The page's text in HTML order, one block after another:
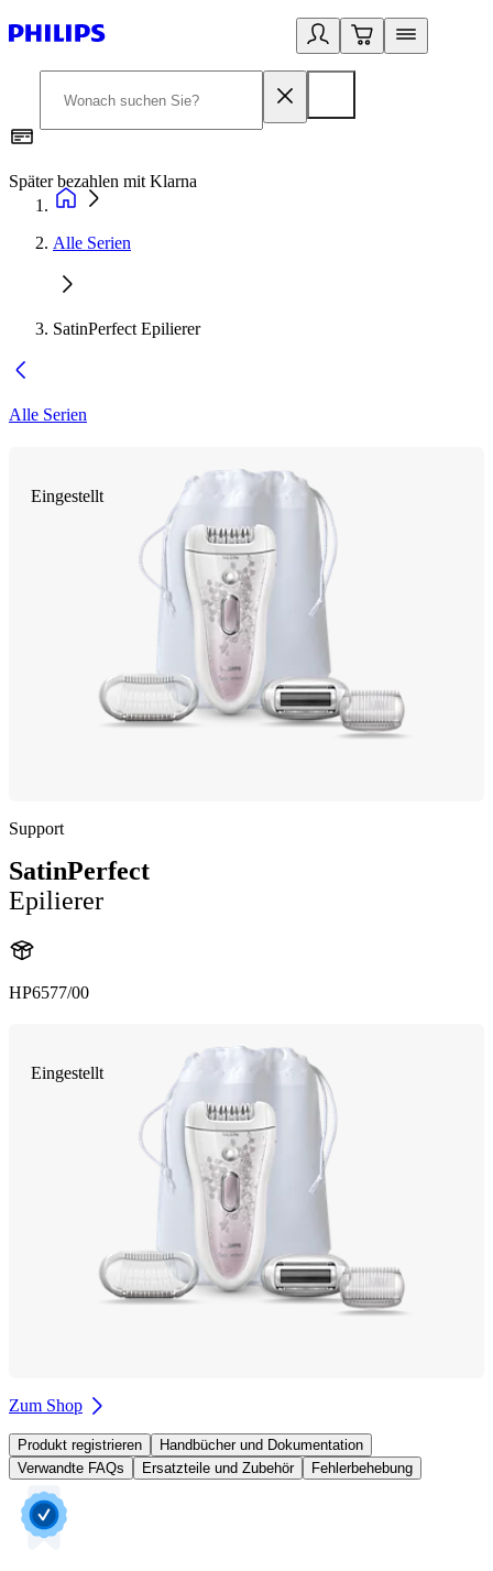
Später bezahlen mit Klarna
Alle Serien
SatinPerfect Epilierer
Alle Serien
Eingestellt
Support
SatinPerfect
Epilierer
HP6577/00
Eingestellt
Zum Shop
Produkt registrieren
Handbücher und Dokumentation
Verwandte FAQs
Ersatzteile und Zubehör Fehlerbehebung